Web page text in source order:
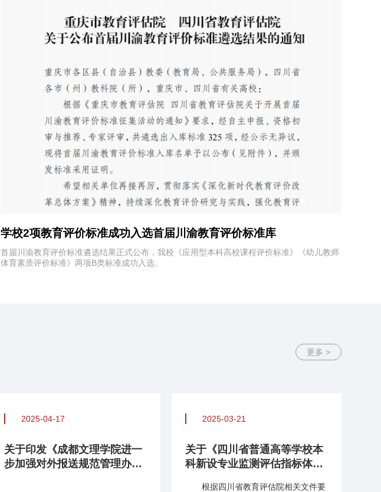
学校2项教育评价标准成功入选首届川渝教育评价标准库
首届川渝教育评价标准遴选结果正式公布，我校《应用型本科高校课程评价标准》《幼儿教师
体育素质评价标准》两项B类标准成功入选。
更多 >
2025-04-17
关于印发《成都文理学院进一
步加强对外报送规范管理办法
2025-03-21
关于《四川省普通高等学校本
科新设专业监测评估指标体
根据四川省教育评估院相关文件要